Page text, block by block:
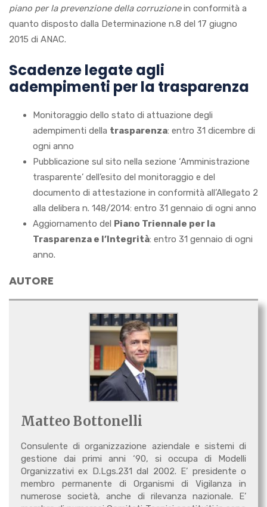
piano per la prevenzione della corruzionein conformità a
quanto disposto dalla Determinazione n.8 del 17 giugno
2015 di ANAC.
Scadenze legate agli
adempimenti per la trasparenza
Monitoraggio dello stato di attuazione degli
adempimenti della trasparenza: entro 31 dicembre di
ogni anno
Pubblicazione sul sito nella sezione ‘Amministrazione
trasparente’ dell’esito del monitoraggio e del
documento di attestazione in conformità all’Allegato 2
alla delibera n. 148/2014: entro 31 gennaio di ogni anno
Aggiornamento del Piano Triennale per la
Trasparenza e l’Integrità: entro 31 gennaio di ogni
anno.
AUTORE
Matteo Bottonelli
Consulente di organizzazione aziendale e sistemi di
gestione dai primi anni ‘90, si occupa di Modelli
Organizzativi ex D.Lgs.231 dal 2002. E’ presidente o
membro permanente di Organismi di Vigilanza in
numerose società, anche di rilevanza nazionale. E’